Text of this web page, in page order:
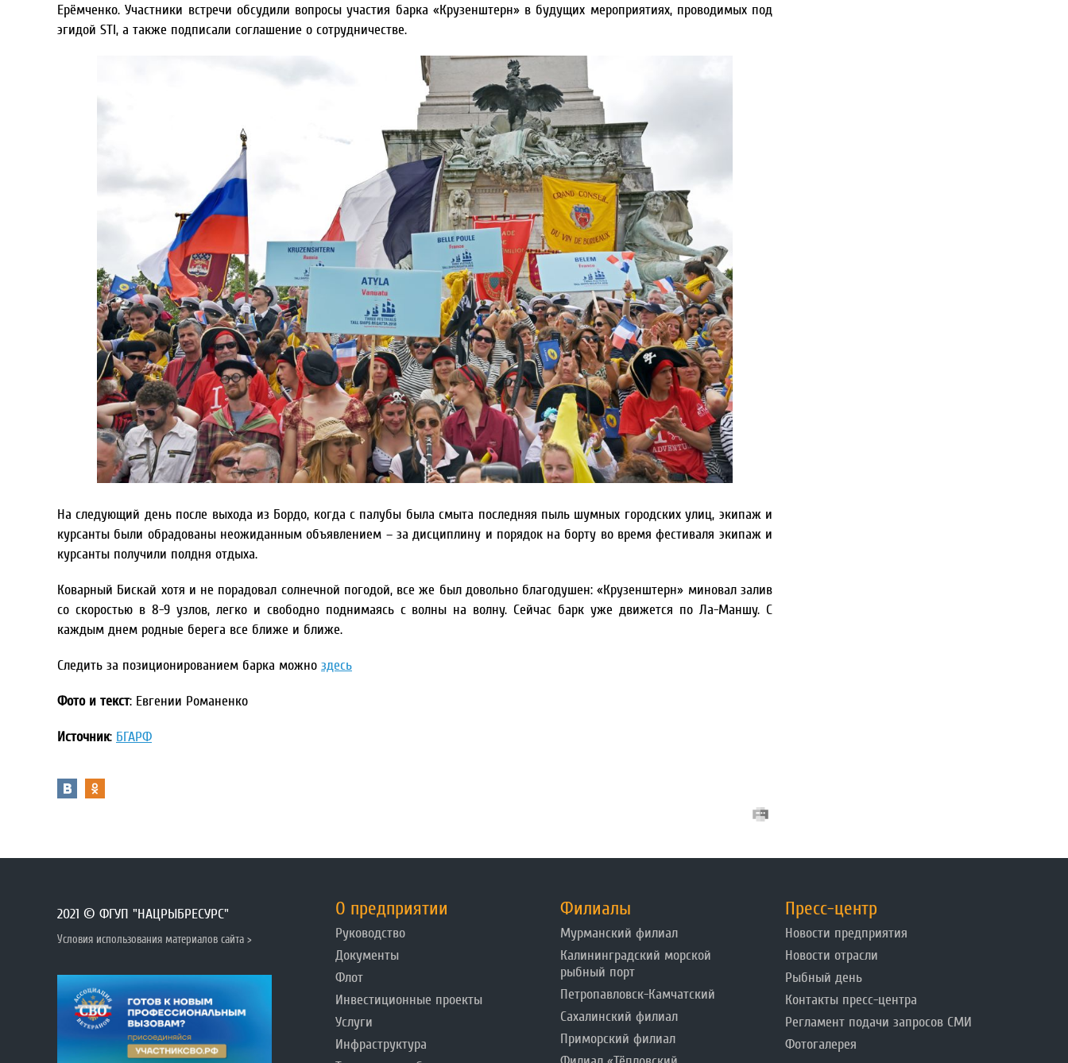
Ерёмченко. Участники встречи обсудили вопросы участия барка «Крузенштерн» в будущих мероприятиях, проводимых под
эгидой STI, а также подписали соглашение о сотрудничестве.
На следующий день после выхода из Бордо, когда с палубы была смыта последняя пыль шумных городских улиц, экипаж и
курсанты были обрадованы неожиданным объявлением – за дисциплину и порядок на борту во время фестиваля экипаж и
курсанты получили полдня отдыха.
Коварный Бискай хотя и не порадовал солнечной погодой, все же был довольно благодушен: «Крузенштерн» миновал залив
со скоростью в 8-9 узлов, легко и свободно поднимаясь с волны на волну. Сейчас барк уже движется по Ла-Маншу. С
каждым днем родные берега все ближе и ближе.
Следить за позиционированием барка можно здесь
Фото и текст: Евгении Романенко
Источник: БГАРФ
2021 © ФГУП "НАЦРЫБРЕСУРС"
Условия использования материалов сайта >
О предприятии
Руководство
Документы
Флот
Инвестиционные проекты
Услуги
Инфраструктура
Филиалы
Мурманский филиал
Калининградский морской
рыбный порт
Петропавловск-Камчатский
Сахалинский филиал
Приморский филиал
Пресс-центр
Новости предприятия
Новости отрасли
Рыбный день
Контакты пресс-центра
Регламент подачи запросов СМИ
Фотогалерея